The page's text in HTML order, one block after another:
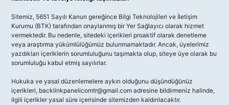
Sitemiz, 5651 Sayılı Kanun gereğince Bilgi Teknolojileri ve İletişim
Kurumu (BTK) tarafından onaylanmış bir Yer Sağlayıcı olarak hizmet
vermektedir. Bu nedenle, sitedeki içerikleri proaktif olarak denetleme
veya araştırma yükümlülüğümüz bulunmamaktadır. Ancak, üyelerimiz
yazdıkları içeriklerin sorumluluğunu taşımakta olup, siteye üye olarak bu
sorumluluğu kabul etmiş sayılırlar.
Hukuka ve yasal düzenlemelere aykırı olduğunu düşündüğünüz
içerikleri, backlinkpanelicomtr@gmail.com adresine bildirmeniz halinde,
ilgili içerikler yasal süre içerisinde sitemizden kaldırılacaktır.